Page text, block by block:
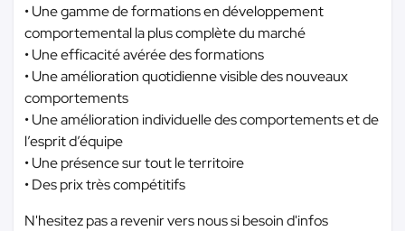
• Une gamme de formations en développement
comportemental la plus complète du marché
• Une efficacité avérée des formations
• Une amélioration quotidienne visible des nouveaux
comportements
• Une amélioration individuelle des comportements et de
l’esprit d’équipe
• Une présence sur tout le territoire
• Des prix très compétitifs
N'hesitez pas a revenir vers nous si besoin d'infos